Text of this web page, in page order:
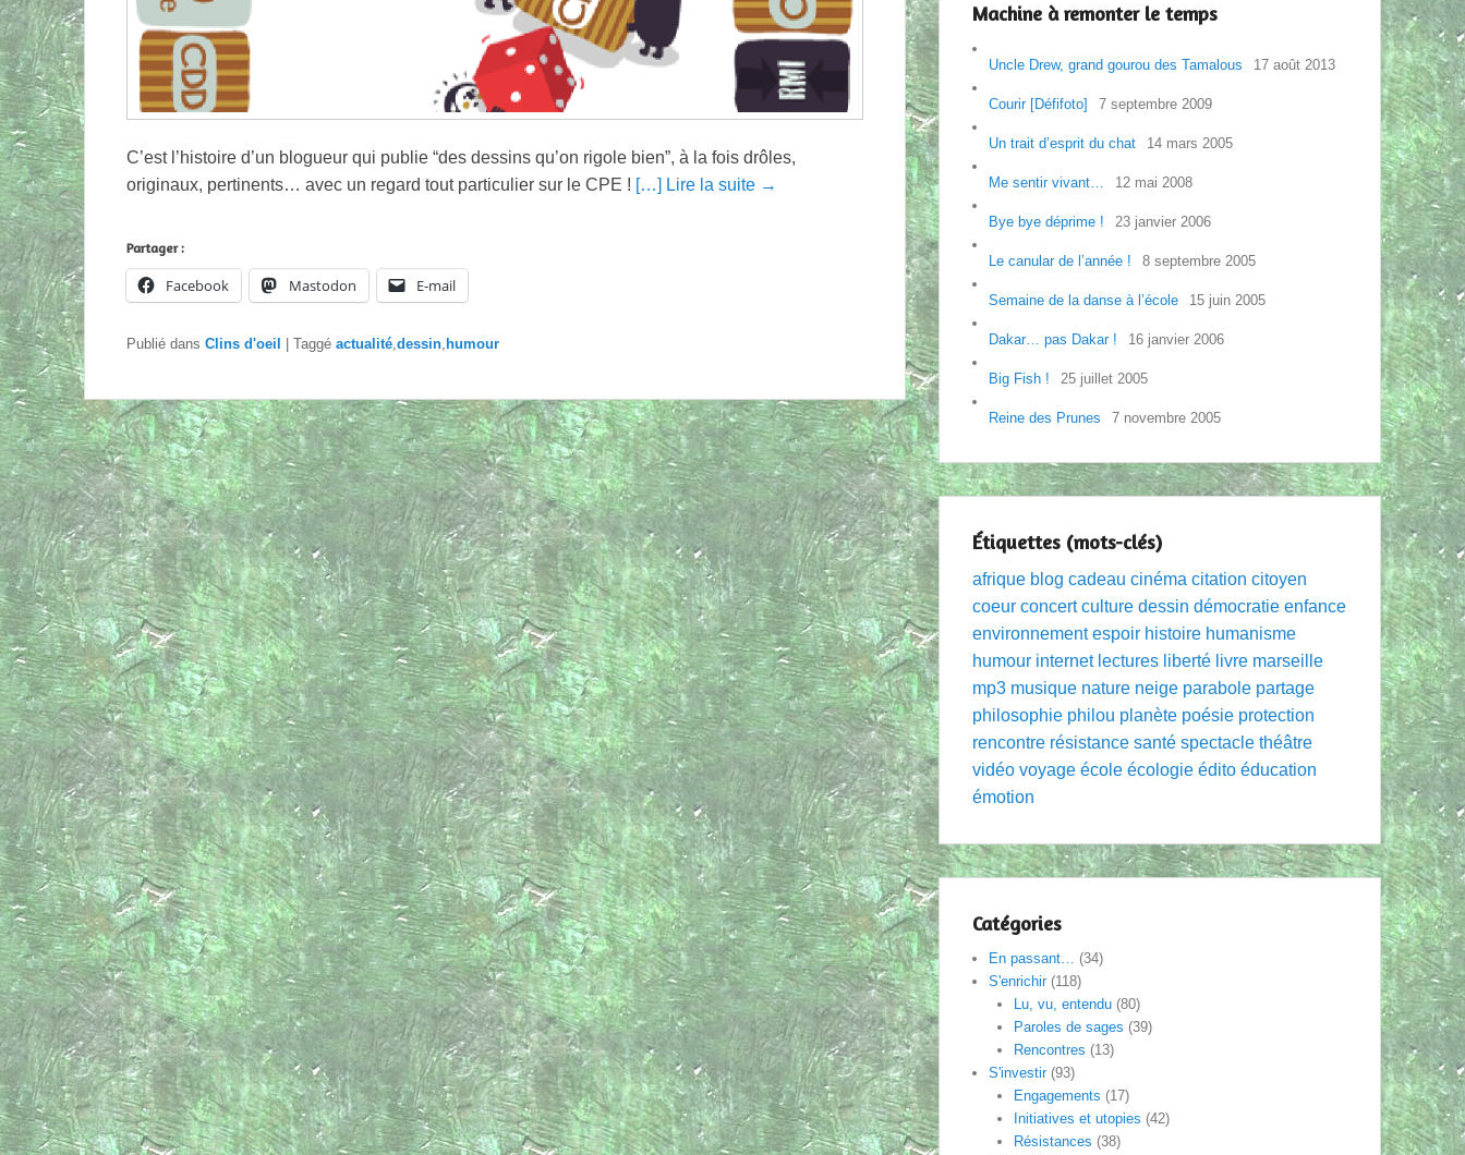
C’est l’histoire d’un blogueur qui publie “des dessins qu’on rigole bien”, à la fois drôles,
originaux, pertinents… avec un regard tout particulier sur le CPE ! […] Lire la suite →
Partager :
Facebook Mastodon E-mail
Publié dans Clins d'oeil Taggé actualité dessin humour
Machine à remonter le temps
Uncle Drew, grand gourou des Tamalous 17 août 2013
Courir [Défifoto] 7 septembre 2009
Un trait d’esprit du chat 14 mars 2005
Me sentir vivant… 12 mai 2008
Bye bye déprime ! 23 janvier 2006
Le canular de l’année ! 8 septembre 2005
Semaine de la danse à l’école 15 juin 2005
Dakar… pas Dakar ! 16 janvier 2006
Big Fish ! 25 juillet 2005
Reine des Prunes 7 novembre 2005
Étiquettes (mots-clés)
afrique blog cadeau cinéma citation citoyen
coeur concert culture dessin démocratie enfance
environnement espoir histoire humanisme
humour internet lectures liberté livre marseille
mp3 musique nature neige parabole partage
philosophie philou planète poésie protection
rencontre résistance santé spectacle théâtre
vidéo voyage école écologie édito éducation
émotion
Catégories
En passant… (34)
S'enrichir(118)
Lu, vu, entendu(80)
Paroles de sages (39)
Rencontres (13)
S'investir(93)
Engagements (17)
Initiatives et utopies (42)
Résistances (38)